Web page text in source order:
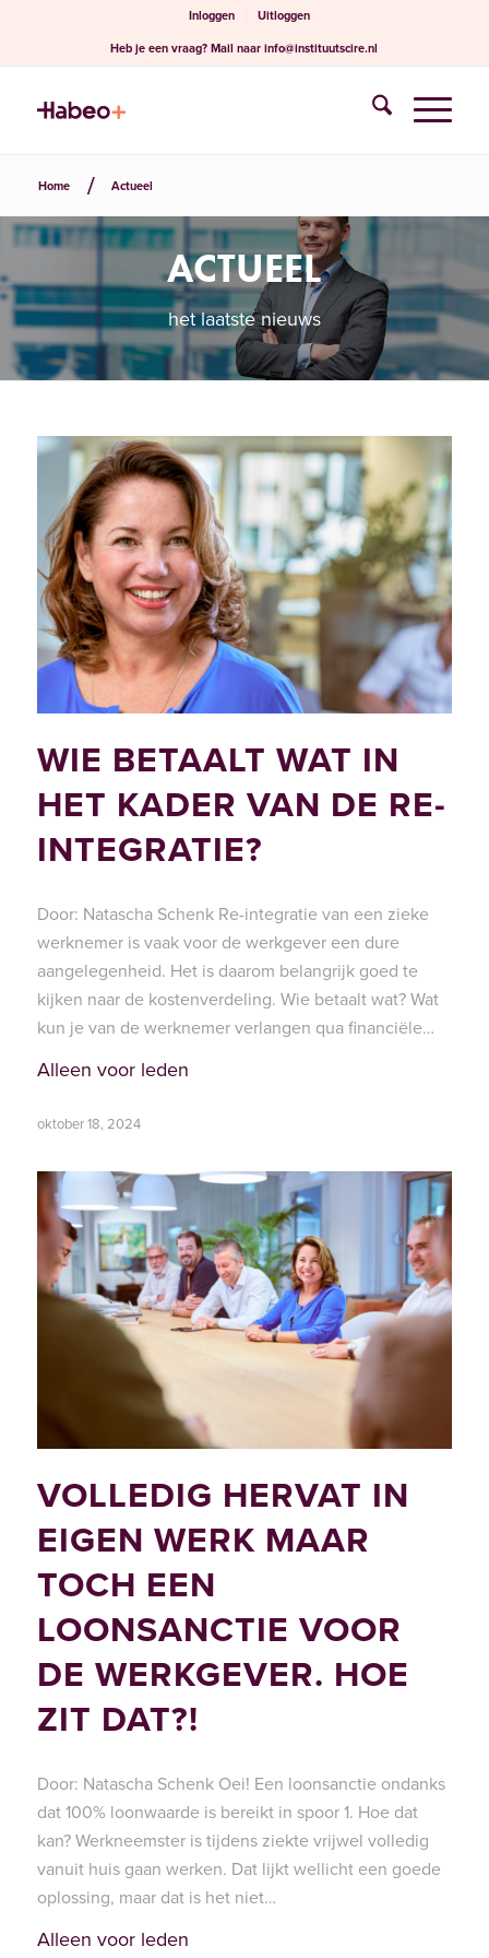
Inloggen Uitloggen
Heb je een vraag? Mail naarinfo@instituutscire.nl
Home Actueel
ACTUEEL
het laatste nieuws
WIE BETAALT WAT IN
HET KADER VAN DE RE-
INTEGRATIE?
Door: Natascha Schenk Re-integratie van een zieke
werknemer is vaak voor de werkgever een dure
aangelegenheid. Het is daarom belangrijk goed te
kijken naar de kostenverdeling. Wie betaalt wat? Wat
kun je van de werknemer verlangen qua financiële…
Alleen voor leden
oktober 18, 2024
VOLLEDIG HERVAT IN
EIGEN WERK MAAR
TOCH EEN
LOONSANCTIE VOOR
DE WERKGEVER. HOE
ZIT DAT?!
Door: Natascha Schenk Oei! Een loonsanctie ondanks
dat 100% loonwaarde is bereikt in spoor 1. Hoe dat
kan? Werkneemster is tijdens ziekte vrijwel volledig
vanuit huis gaan werken. Dat lijkt wellicht een goede
oplossing, maar dat is het niet…
Alleen voor leden